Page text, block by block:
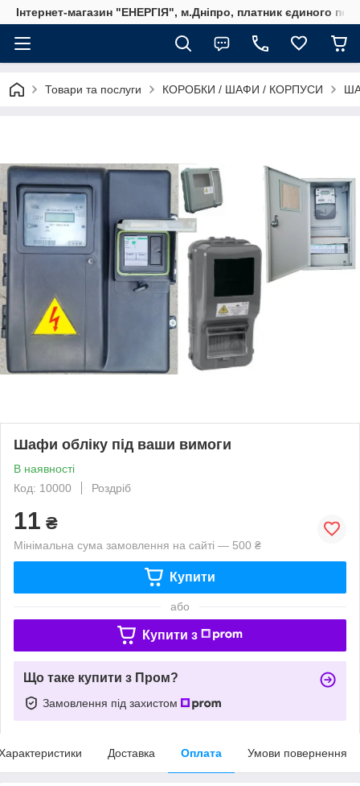
Інтернет-магазин "ЕНЕРГІЯ", м.Дніпро, платник єдиного
Товари та послуги КОРОБКИ / ШАФИ / КОРПУСИ
Шафи обліку під ваши вимоги
В наявності
Код: 10000
Роздріб
11 ₴
Мінімальна сума замовлення на сайті — 500 ₴
Купити
або
Купити з
Що таке купити з Пром?
Замовлення під захистом
Доставка Оплата Умови повернення